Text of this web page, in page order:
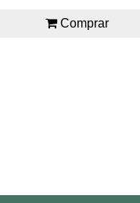
Comprar